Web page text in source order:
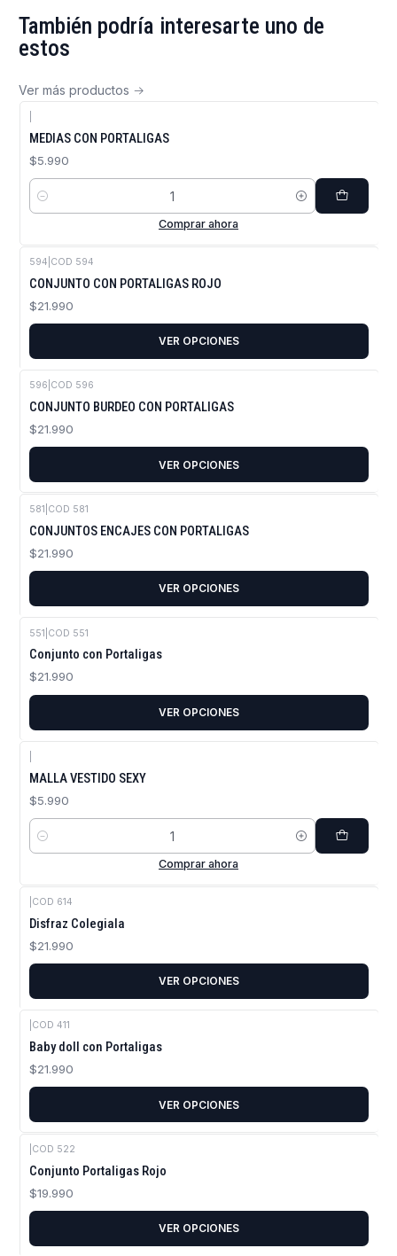
También podría interesarte uno de
estos
Ver más productos
MEDIAS CON PORTALIGAS
$5.990
Cantidad
Comprar ahora
594 COD 594
CONJUNTO CON PORTALIGAS ROJO
$21.990
VER OPCIONES
596 COD 596
CONJUNTO BURDEO CON PORTALIGAS
$21.990
VER OPCIONES
581 COD 581
CONJUNTOS ENCAJES CON PORTALIGAS
$21.990
VER OPCIONES
551 COD 551
Conjunto con Portaligas
$21.990
VER OPCIONES
MALLA VESTIDO SEXY
$5.990
Cantidad
Comprar ahora
COD 614
Disfraz Colegiala
$21.990
VER OPCIONES
COD 411
Baby doll con Portaligas
$21.990
VER OPCIONES
COD 522
Conjunto Portaligas Rojo
$19.990
VER OPCIONES